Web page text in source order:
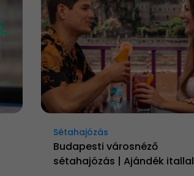
Sétahajózás
Budapesti városnéző
sétahajózás | Ajándék itallal